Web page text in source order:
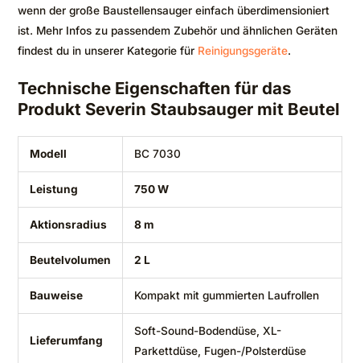
wenn der große Baustellensauger einfach überdimensioniert
ist. Mehr Infos zu passendem Zubehör und ähnlichen Geräten
findest du in unserer Kategorie für Reinigungsgeräte.
Technische Eigenschaften für das
Produkt Severin Staubsauger mit Beutel
Modell BC 7030
Leistung 750 W
Aktionsradius 8 m
Beutelvolumen 2 L
Bauweise Kompakt mit gummierten Laufrollen
Lieferumfang
Soft-Sound-Bodendüse, XL-
Parkettdüse, Fugen-/Polsterdüse